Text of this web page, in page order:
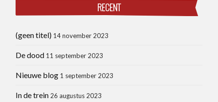
RECENT
(geen titel) 14 november 2023
De dood 11 september 2023
Nieuwe blog 1 september 2023
In de trein 26 augustus 2023